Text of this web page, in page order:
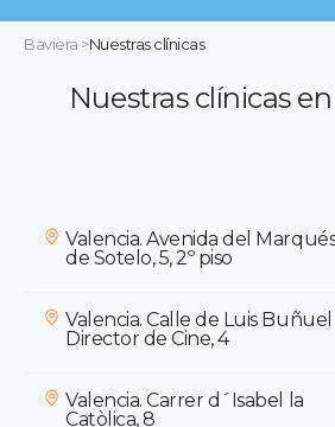
Baviera >Nuestras clínicas
Nuestras clínicas en
Valencia. Avenida del
de Sotelo, 5, 2º piso
Valencia. Calle de Luis Buñuel
Director de Cine, 4
Valencia. Carrer d´Isabel la
Catòlica, 8